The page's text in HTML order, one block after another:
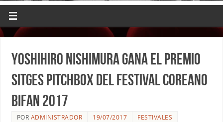
DVD & BLURAY, MERCHANDISING Y TODO LO QUE RODEA AL
SÉPTIMO ARTE
Yoshihiro Nishimura gana el Premio
Sitges Pitchbox del festival coreano
BIFAN 2017
POR ADMINISTRADOR 19/07/2017 FESTIVALES